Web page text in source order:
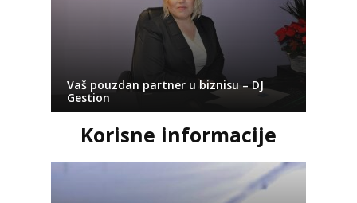
Vaš pouzdan partner u biznisu – DJ
Gestion
Korisne informacije